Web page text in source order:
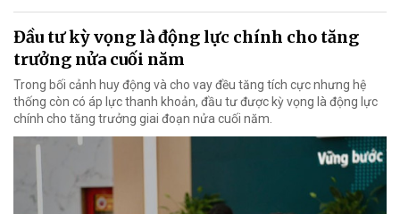
Đầu tư kỳ vọng là động lực chính cho tăng
trưởng nửa cuối năm
Trong bối cảnh huy động và cho vay đều tăng tích cực nhưng hệ
thống còn có áp lực thanh khoản, đầu tư được kỳ vọng là động lực
chính cho tăng trưởng giai đoạn nửa cuối năm.